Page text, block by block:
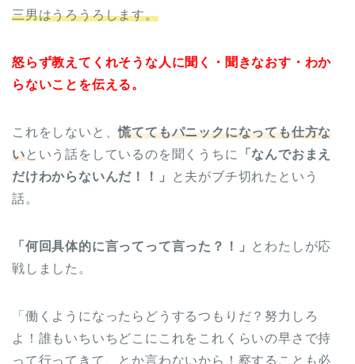
三男はうろうろします。
怒らず教えてくれそうな人に聞く・聞きなおす・わか
らないことを伝える。
これをしないと、慌ててもパニックになっても仕方な
いという話をしているのを聞くうちに
「なんでおまえ
だけわからないんだ！！」
と夫がブチ切れたという
話。
「何回具体的に言ってって言った？！」
とわたしが応
戦しました。
「働くようになったらどうするつもりだ？努力しろ
よ！誰もいちいちどこにこれをこれくらいの早さで持
って行ってきて、とか言わないから！察することも必